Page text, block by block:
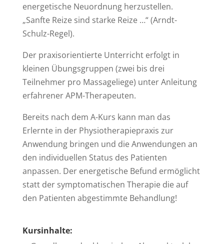
energetische Neuordnung herzustellen.
„Sanfte Reize sind starke Reize …“ (Arndt-
Schulz-Regel).
Der praxisorientierte Unterricht erfolgt in
kleinen Übungsgruppen (zwei bis drei
Teilnehmer pro Massageliege) unter Anleitung
erfahrener APM-Therapeuten.
Bereits nach dem A-Kurs kann man das
Erlernte in der Physiotherapiepraxis zur
Anwendung bringen und die Anwendungen an
den individuellen Status des Patienten
anpassen. Der energetische Befund ermöglicht
statt der symptomatischen Therapie die auf
den Patienten abgestimmte Behandlung!
Kursinhalte: